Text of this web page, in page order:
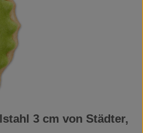
von Städter,